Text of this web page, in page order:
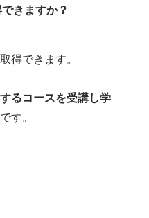
きますか？
得できます。
るコースを受講し学
す。